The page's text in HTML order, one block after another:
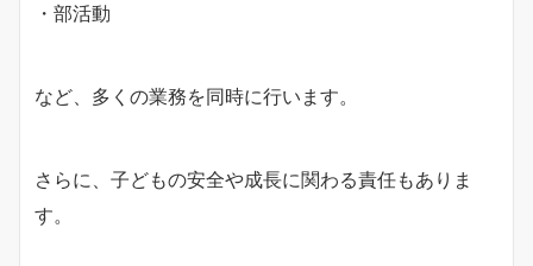
・部活動
など、多くの業務を同時に行います。
さらに、子どもの安全や成長に関わる責任もありま
す。